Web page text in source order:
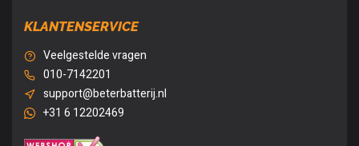
KLANTENSERVICE
Veelgestelde vragen
010-7142201
support@beterbatterij.nl
+31 6 12202469